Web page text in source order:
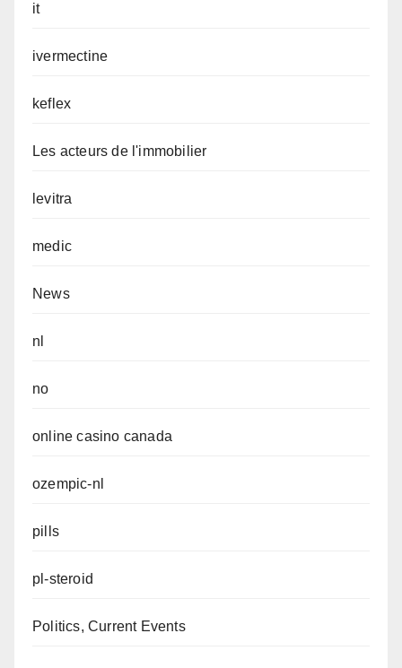
it
ivermectine
keflex
Les acteurs de l'immobilier
levitra
medic
News
nl
no
online casino canada
ozempic-nl
pills
pl-steroid
Politics, Current Events